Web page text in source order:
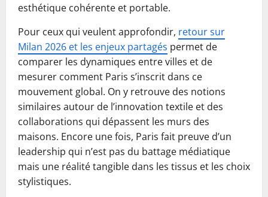
esthétique cohérente et portable.
Pour ceux qui veulent approfondir, retour sur
Milan 2026 et les enjeux partagés permet de
comparer les dynamiques entre villes et de
mesurer comment Paris s’inscrit dans ce
mouvement global. On y retrouve des notions
similaires autour de l’innovation textile et des
collaborations qui dépassent les murs des
maisons. Encore une fois, Paris fait preuve d’un
leadership qui n’est pas du battage médiatique
mais une réalité tangible dans les tissus et les choix
stylistiques.